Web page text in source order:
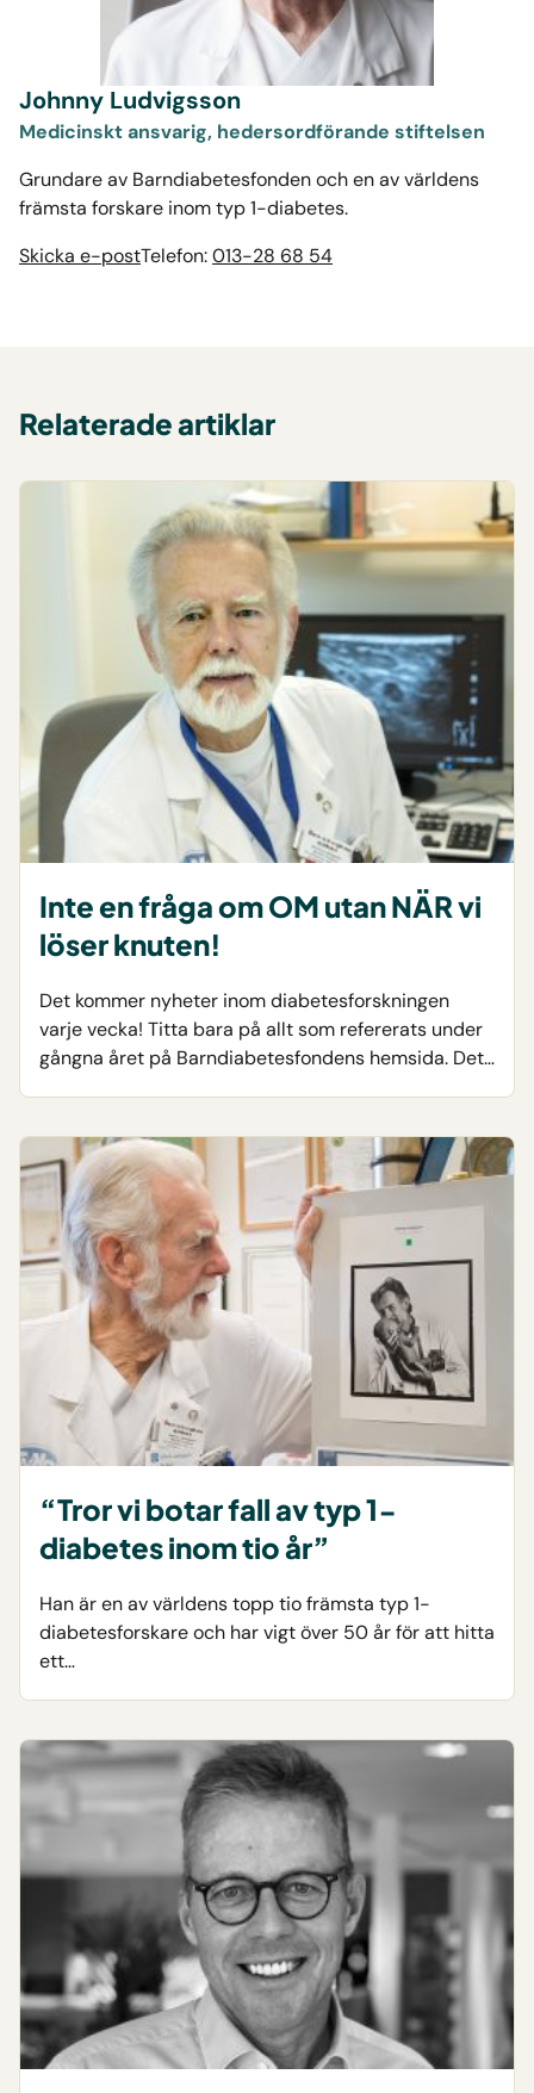
Johnny Ludvigsson
Medicinskt ansvarig, hedersordförande stiftelsen
Grundare av Barndiabetesfonden och en av världens
främsta forskare inom typ 1-diabetes.
Skicka e-postTelefon:013-28 68 54
Relaterade artiklar
Inte en fråga om OM utan NÄR vi
löser knuten!
Det kommer nyheter inom diabetesforskningen
varje vecka! Titta bara på allt som refererats under
gångna året på Barndiabetesfondens hemsida. Det…
“Tror vi botar fall av typ 1-
diabetes inom tio år”
Han är en av världens topp tio främsta typ 1-
diabetesforskare och har vigt över 50 år för att hitta
ett…